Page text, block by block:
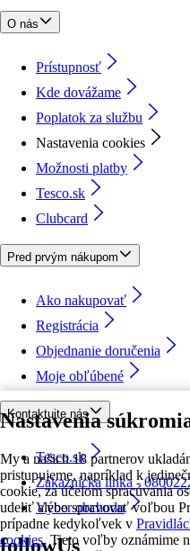
Nastavenia
My a našich 18 partnerov
pristupujeme, napríklad k
cookie, za účelom spracúvania
udeliť alebo spravovať voľbou
prípadne kedykoľvek v
cookies. Tieto voľby oznámime
O nás
Prístupnosť
Kde dovážame
Poplatok za službu
Nastavenia cookies
Možnosti platby
Tesco.sk
Clubcard
Pred prvým nákupom
Ako nakupovať
Registrácia
Objednanie doručenia
Moje obľúbené
Kontaktujte nás
Tesco.sk
Zákaznícka linka -
Výber obchodu
followUs